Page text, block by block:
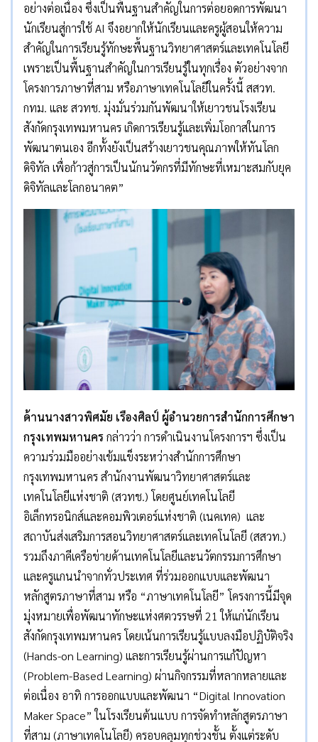
อย่างต่อเนื่อง ซึ่งเป็นพื้นฐานสำคัญในการต่อยอดการพัฒนา
นักเรียนสู่การใช้ AI จึงอยากให้นักเรียนและครูผู้สอนให้ความ
สำคัญในการเรียนรู้ทักษะพื้นฐานวิทยาศาสตร์และเทคโนโลยี
เพราะเป็นพื้นฐานสำคัญในการเรียนรู้ในทุกเรื่อง ตัวอย่างจาก
โครงการภาษาที่สาม หรือภาษาเทคโนโลยีในครั้งนี้ สสวท.
กทม. และ สวทช. มุ่งมั่นร่วมกันพัฒนาให้เยาวชนโรงเรียน
สังกัดกรุงเทพมหานคร เกิดการเรียนรู้และเพิ่มโอกาสในการ
พัฒนาตนเอง อีกทั้งยังเป็นสร้างเยาวชนคุณภาพให้ทันโลก
ดิจิทัล เพื่อก้าวสู่การเป็นนักนวัตกรที่มีทักษะที่เหมาะสมกับยุค
ดิจิทัลและโลกอนาคต”
ด้านนางสาวพิศมัย เรืองศิลป์ ผู้อำนวยการสำนักการศึกษา
กรุงเทพมหานครกล่าวว่า การดำเนินงานโครงการฯ ซึ่งเป็น
ความร่วมมืออย่างเข้มแข็งระหว่างสำนักการศึกษา
กรุงเทพมหานคร สำนักงานพัฒนาวิทยาศาสตร์และ
เทคโนโลยีแห่งชาติ (สวทช.) โดยศูนย์เทคโนโลยี
อิเล็กทรอนิกส์และคอมพิวเตอร์แห่งชาติ (เนคเทค) และ
สถาบันส่งเสริมการสอนวิทยาศาสตร์และเทคโนโลยี (สสวท.)
รวมถึงภาคีเครือข่ายด้านเทคโนโลยีและนวัตกรรมการศึกษา
และครูแกนนำจากทั่วประเทศ ที่ร่วมออกแบบและพัฒนา
หลักสูตรภาษาที่สาม หรือ “ภาษาเทคโนโลยี” โครงการนี้มีจุด
มุ่งหมายเพื่อพัฒนาทักษะแห่งศตวรรษที่ 21 ให้แก่นักเรียน
สังกัดกรุงเทพมหานคร โดยเน้นการเรียนรู้แบบลงมือปฏิบัติจริง
(Hands-on Learning) และการเรียนรู้ผ่านการแก้ปัญหา
(Problem-Based Learning) ผ่านกิจกรรมที่หลากหลายและ
ต่อเนื่อง อาทิ การออกแบบและพัฒนา “Digital Innovation
Maker Space” ในโรงเรียนต้นแบบ การจัดทำหลักสูตรภาษา
ที่สาม (ภาษาเทคโนโลยี) ครอบคลุมทุกช่วงชั้น ตั้งแต่ระดับ